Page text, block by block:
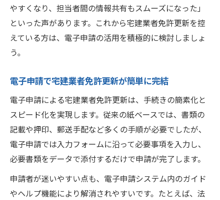
やすくなり、担当者間の情報共有もスムーズになった」
といった声があります。これから宅建業者免許更新を控
えている方は、電子申請の活用を積極的に検討しましょ
う。
電子申請で宅建業者免許更新が簡単に完結
電子申請による宅建業者免許更新は、手続きの簡素化と
スピード化を実現します。従来の紙ベースでは、書類の
記載や押印、郵送手配など多くの手順が必要でしたが、
電子申請では入力フォームに沿って必要事項を入力し、
必要書類をデータで添付するだけで申請が完了します。
申請者が迷いやすい点も、電子申請システム内のガイド
やヘルプ機能により解消されやすいです。たとえば、法